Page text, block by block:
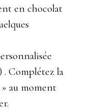
en chocolat
. Complétez la
au moment